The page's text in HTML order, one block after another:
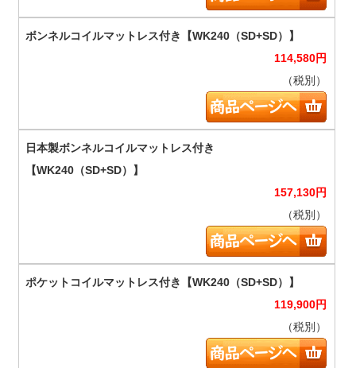
114,580円
（税別）
157,130円
（税別）
119,900円
（税別）